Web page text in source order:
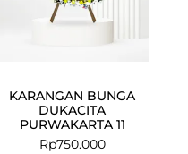
KARANGAN BUNGA
DUKACITA
PURWAKARTA 11
Rp750.000